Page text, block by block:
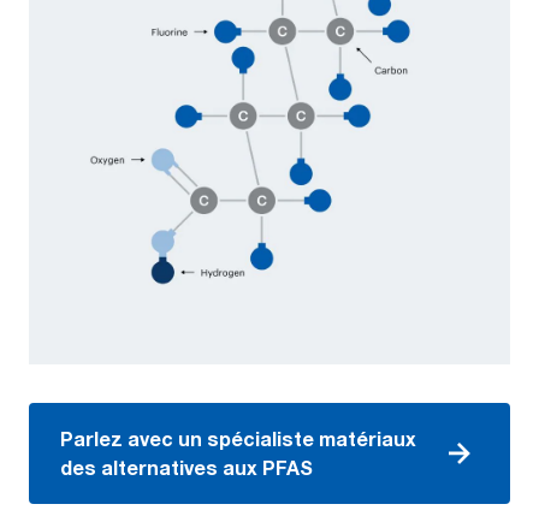
Parlez avec un spécialiste matériaux
des alternatives aux PFAS